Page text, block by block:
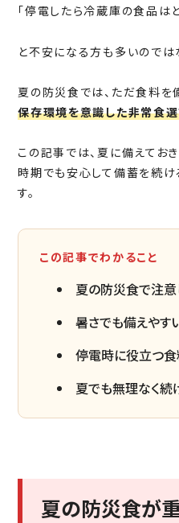
「停電したら冷蔵庫の食品は
と不安になる方も多いのでは
夏の防災食では、ただ食料を
保存環境を意識した非常食
この記事では、夏に備えてお
時期でも安心して備蓄を続け
す。
この記事でわかること
夏の防災食で注意
暑さでも備えや
停電時に役立つ
夏でも無理なく続
夏の防災食が